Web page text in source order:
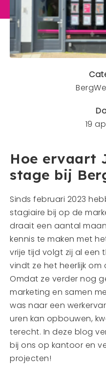
Mens en dier
Veelgestelde vragen
19
Hoe ervaart
stage bij
Sinds februari 2023
stagiaire bij op de
draait een aantal
kennis te maken met
vrije tijd volgt zij al een
vindt ze het heerlijk om
Omdat ze verder nog
marketing en samen
was naar een
uren kan opbouwen,
terecht. In deze blog
bij ons op kantoor en
projecten!